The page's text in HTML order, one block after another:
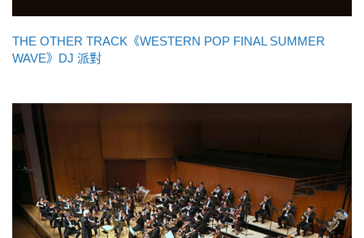
THE OTHER TRACK《WESTERN POP FINAL SUMMER
WAVE》DJ 派對